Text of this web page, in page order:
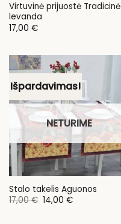
Virtuvinė prijuostė Tradicinė
levanda
17,00 €
Išpardavimas!
NETURIME
Stalo takelis Aguonos
17,00€ Original
price
14,00 €Current